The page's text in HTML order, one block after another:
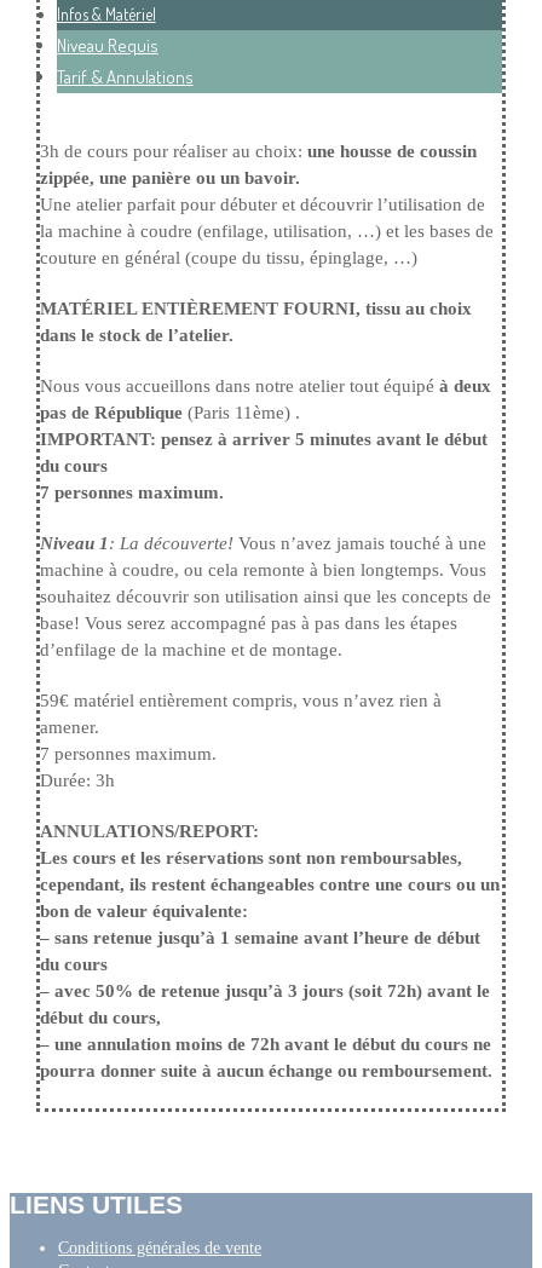
Infos & Matériel
Niveau Requis
Tarif & Annulations
3h de cours pour réaliser au choix: une housse de coussin
zippée, une panière ou un bavoir.
Une atelier parfait pour débuter et découvrir l’utilisation de
la machine à coudre (enfilage, utilisation, …) et les bases de
couture en général (coupe du tissu, épinglage, …)
MATÉRIEL ENTIÈREMENT FOURNI, tissu au choix
dans le stock de l’atelier.
Nous vous accueillons dans notre atelier tout équipé à deux
pas de République(Paris 11ème) .
IMPORTANT: pensez à arriver 5 minutes avant le début
du cours
7 personnes maximum.
Niveau 1: La découverte! Vous n’avez jamais touché à une
machine à coudre, ou cela remonte à bien longtemps. Vous
souhaitez découvrir son utilisation ainsi que les concepts de
base! Vous serez accompagné pas à pas dans les étapes
d’enfilage de la machine et de montage.
59€ matériel entièrement compris, vous n’avez rien à
amener.
7 personnes maximum.
Durée: 3h
ANNULATIONS/REPORT:
Les cours et les réservations sont non remboursables,
cependant, ils restent échangeables contre une cours ou un
bon de valeur équivalente:
– sans retenue jusqu’à 1 semaine avant l’heure de début
du cours
– avec 50% de retenue jusqu’à 3 jours (soit 72h) avant le
début du cours,
– une annulation moins de 72h avant le début du cours ne
pourra donner suite à aucun échange ou remboursement.
LIENS UTILES
Conditions générales de vente